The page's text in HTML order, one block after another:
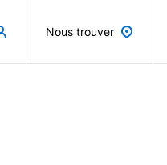
Nous trouver